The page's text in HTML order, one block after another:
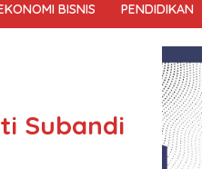
BISNIS PENDIDIKAN
Subandi